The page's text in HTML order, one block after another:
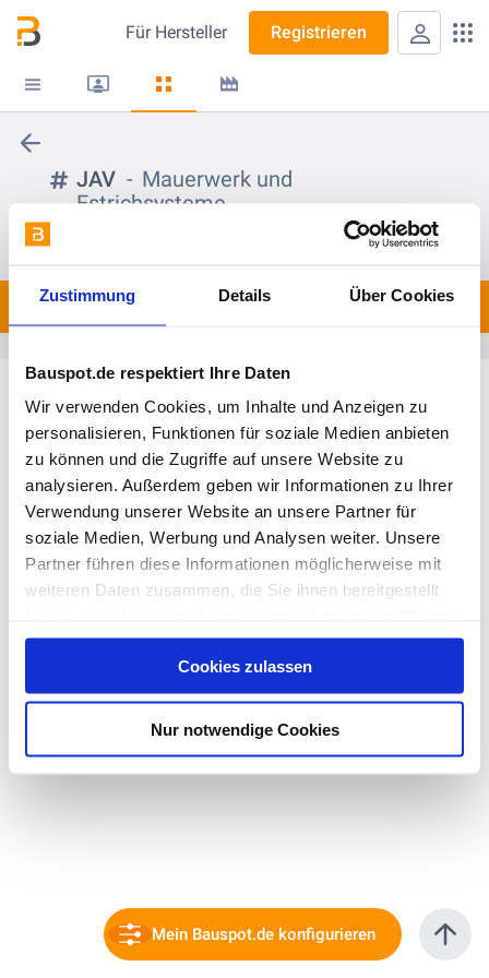
Zustimmung Details Über Cookies
Bauspot.de respektiert Ihre Daten
Wir verwenden Cookies, um Inhalte und Anzeigen zu
personalisieren, Funktionen für soziale Medien anbieten
zu können und die Zugriffe auf unsere Website zu
analysieren. Außerdem geben wir Informationen zu Ihrer
Verwendung unserer Website an unsere Partner für
soziale Medien, Werbung und Analysen weiter. Unsere
Partner führen diese Informationen möglicherweise mit
weiteren Daten zusammen, die Sie ihnen bereitgestellt
gesammelt haben. Hier finden Sie Informationen zum
und unserImpressum.
Cookies zulassen
Nur notwendige Cookies
Für Hersteller Registrieren
JAV
Mauerwerk und
Estrichsysteme
Spots 0
Mein Bauspot.de konfigurieren